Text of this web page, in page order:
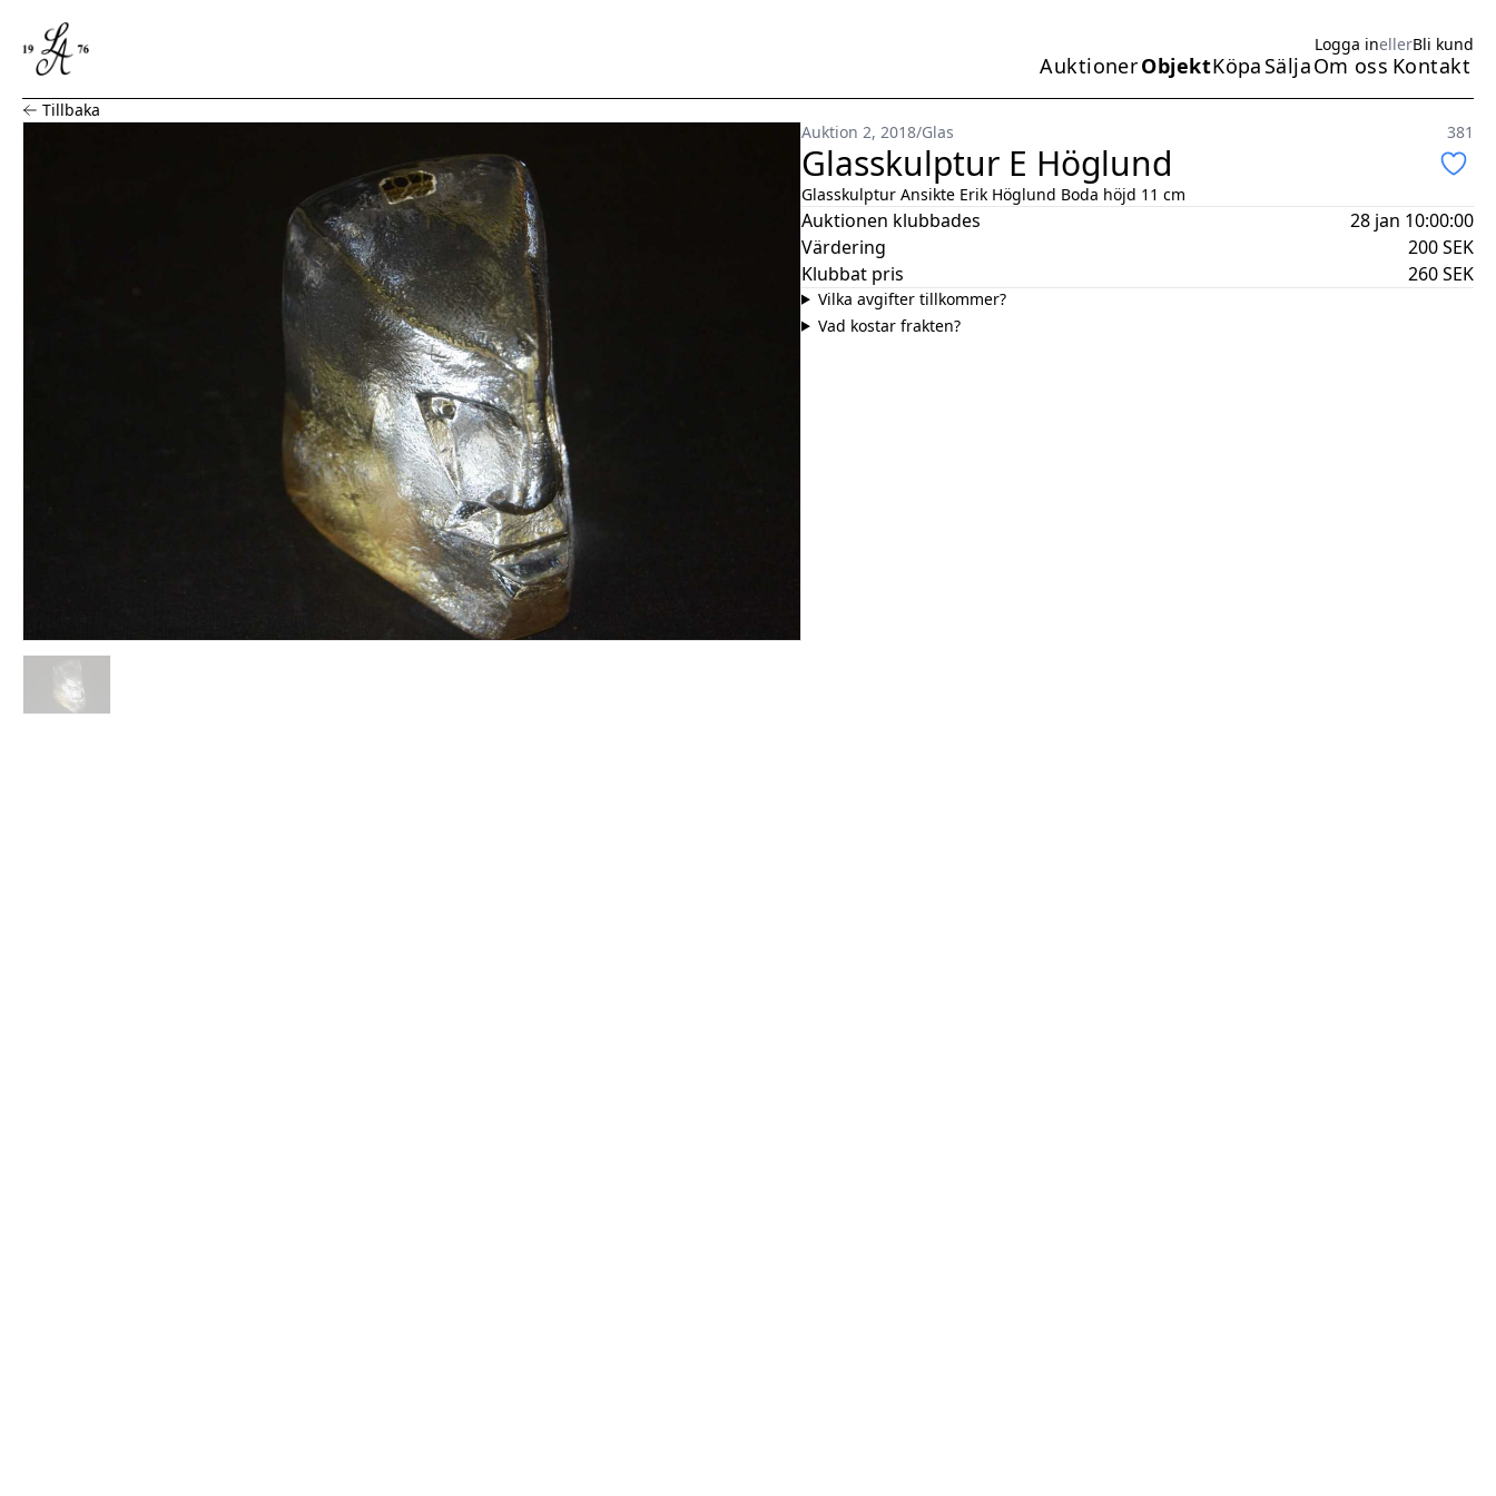
Logga inellerBli kund
Huvudmeny
AuktionerObjektKöpa SäljaOm oss Kontakt
Glasskulptur E Höglund
Tillbaka
Auktion 2, 2018/Glas 381
Glasskulptur E Höglund
Glasskulptur Ansikte Erik Höglund Boda höjd 11 cm
Auktionen klubbades
28 jan 10:00:00
Värdering
200SEK
Klubbat pris
260SEK
Vilka avgifter tillkommer?
Vad kostar frakten?